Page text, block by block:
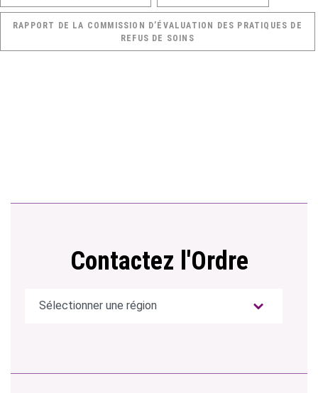
RAPPORT DE LA COMMISSION D’ÉVALUATION DES PRATIQUES DE
REFUS DE SOINS
Contactez l'Ordre